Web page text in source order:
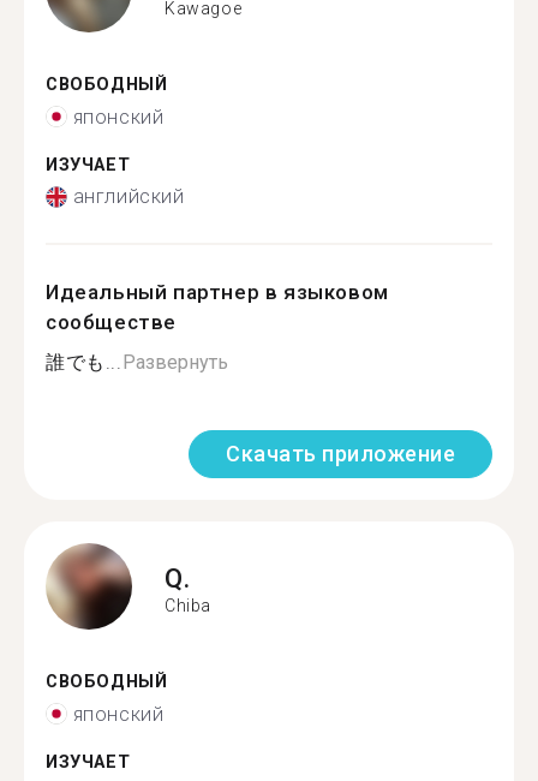
Kawagoe
СВОБОДНЫЙ
японский
ИЗУЧАЕТ
английский
Идеальный партнер в языковом
сообществе
誰でも...Развернуть
Скачать приложение
Q.
Chiba
СВОБОДНЫЙ
японский
ИЗУЧАЕТ